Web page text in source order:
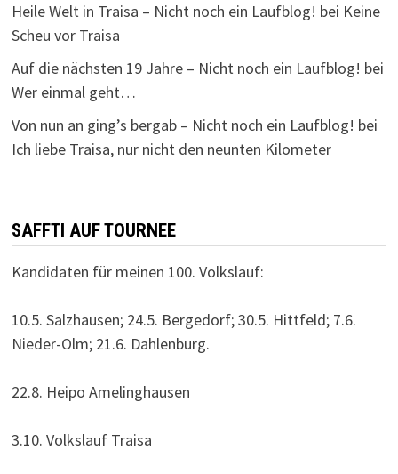
Heile Welt in Traisa – Nicht noch ein Laufblog! bei Keine
Scheu vor Traisa
Auf die nächsten 19 Jahre – Nicht noch ein Laufblog! bei
Wer einmal geht…
Von nun an ging’s bergab – Nicht noch ein Laufblog! bei
Ich liebe Traisa, nur nicht den neunten Kilometer
SAFFTI AUF TOURNEE
Kandidaten für meinen 100. Volkslauf:
10.5. Salzhausen; 24.5. Bergedorf; 30.5. Hittfeld; 7.6.
Nieder-Olm; 21.6. Dahlenburg.
22.8. Heipo Amelinghausen
3.10. Volkslauf Traisa